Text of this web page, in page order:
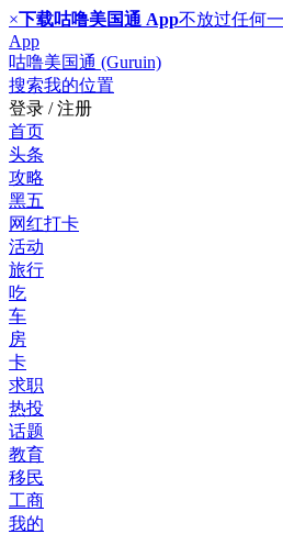
×下载咕噜美国通 App不放过任何
App
咕噜美国通 (Guruin)
搜索我的位置
登录 / 注册
首页
头条
攻略
黑五
网红打卡
活动
旅行
吃
车
房
卡
求职
热投
话题
教育
移民
工商
我的